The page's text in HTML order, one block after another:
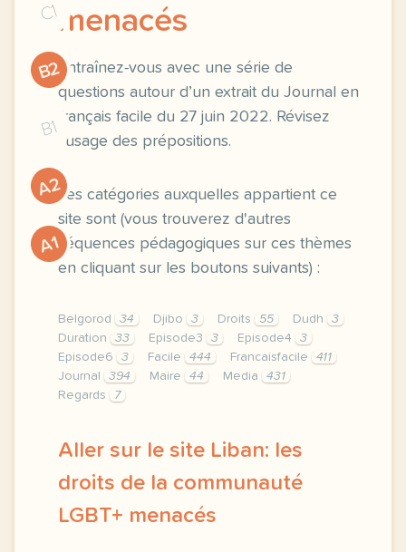
C1
B2
B1
A2
A1
menacés
Entraînez-vous avec une série de
questions autour d’un extrait du Journal en
français facile du 27 juin 2022. Révisez
l’usage des prépositions.
Les catégories auxquelles appartient ce
site sont (vous trouverez d'autres
séquences pédagogiques sur ces thèmes
en cliquant sur les boutons suivants) :
Belgorod 34 Djibo 3 Droits 55 Dudh
3
Duration
33 Episode3 3 Episode4
3
Episode6
3 Facile 444 Francaisfacile
411
Journal
394 Maire 44 Media
431
Regards
7
Aller sur le site Liban: les
droits de la communauté
LGBT+ menacés